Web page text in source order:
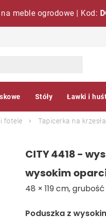
na meble ogrodowe | Kod:
Stóły Ławki i
fotele
Tapicerka na
CITY 4418 -
wysokim
48 × 119 cm,
Poduszka z